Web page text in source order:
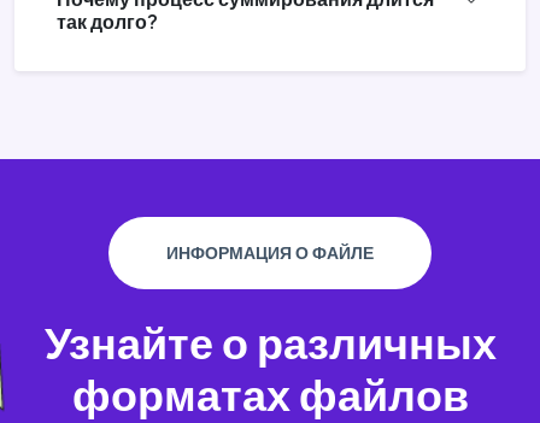
так долго?
ИНФОРМАЦИЯ О ФАЙЛЕ
Узнайте о различных
форматах файлов